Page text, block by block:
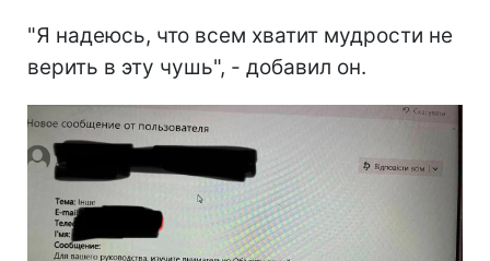
"Я надеюсь, что всем хватит мудрости не
верить в эту чушь", - добавил он.